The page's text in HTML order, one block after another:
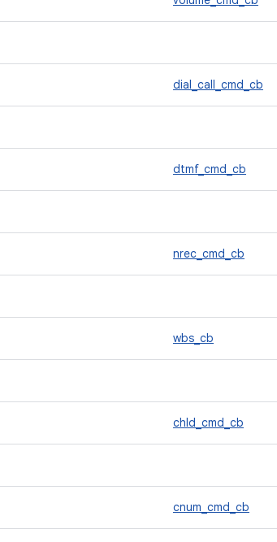
dial_call_cmd_cb
dtmf_cmd_cb
nrec_cmd_cb
wbs_cb
chld_cmd_cb
cnum_cmd_cb